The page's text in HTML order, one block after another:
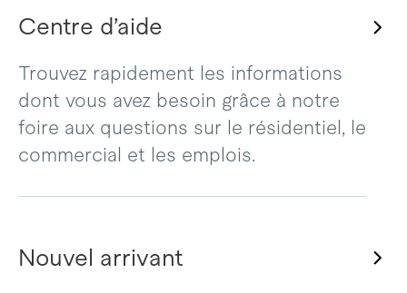
Centre d’aide
Trouvez rapidement les informations
dont vous avez besoin grâce à notre
foire aux questions sur le résidentiel, le
commercial et les emplois.
Nouvel arrivant